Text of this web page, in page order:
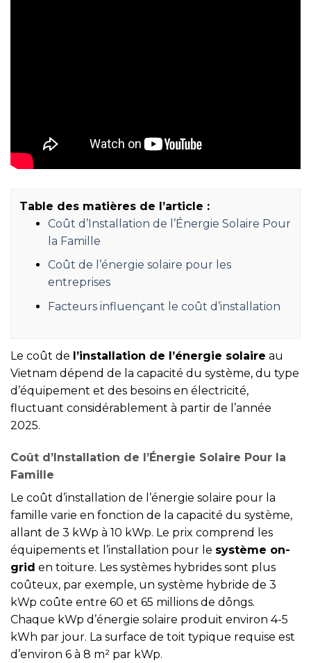
Table des matières de l’article :
Coût d’Installation de l’Énergie Solaire Pour
la Famille
Coût de l’énergie solaire pour les
entreprises
Facteurs influençant le coût d’installation
Le coût de l’installation de l’énergie solaire au
Vietnam dépend de la capacité du système, du type
d’équipement et des besoins en électricité,
fluctuant considérablement à partir de l’année
2025.
Coût d’Installation de l’Énergie Solaire Pour la
Famille
Le coût d’installation de l’énergie solaire pour la
famille varie en fonction de la capacité du système,
allant de 3 kWp à 10 kWp. Le prix comprend les
équipements et l’installation pour le système on-
grid en toiture. Les systèmes hybrides sont plus
coûteux, par exemple, un système hybride de 3
kWp coûte entre 60 et 65 millions de dôngs.
Chaque kWp d’énergie solaire produit environ 4-5
kWh par jour. La surface de toit typique requise est
d’environ 6 à 8 m² par kWp.